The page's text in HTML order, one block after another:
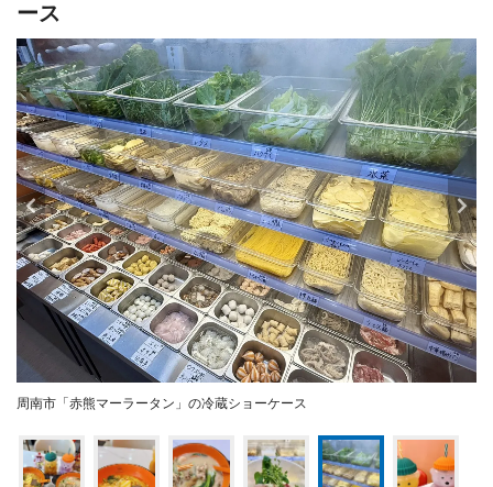
ース
周南市「赤熊マーラータン」の冷蔵ショーケース